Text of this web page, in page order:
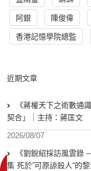
阿銀 陳俊偉
香港記憶學院總監
近期文章
《蔣權天下之術數通
契合」｜主持：蔣匡文
2026/08/07
《劉銳紹採訪風雲錄
集 死於”可原諒殺人“的